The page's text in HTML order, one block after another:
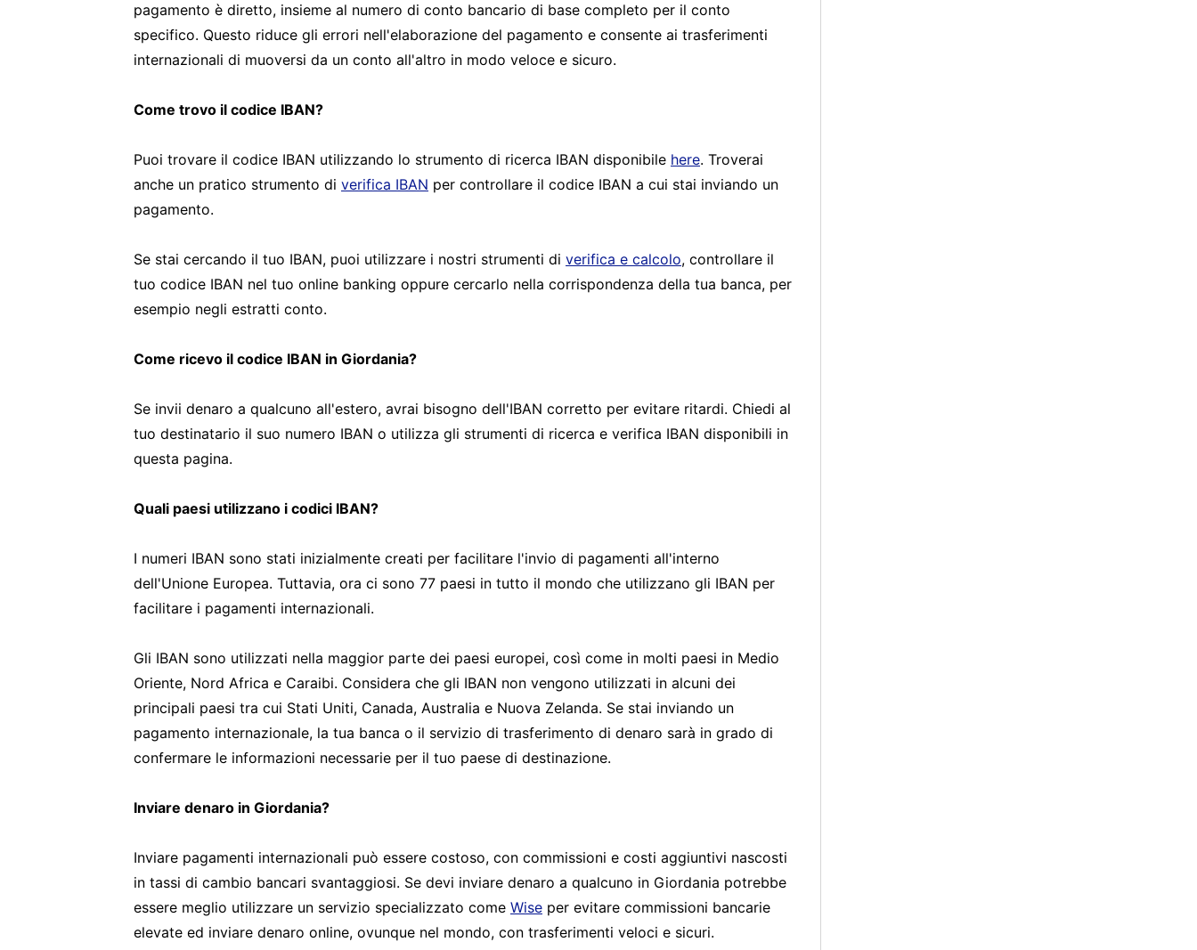
pagamento è diretto, insieme al numero di conto bancario di base completo per il conto
specifico. Questo riduce gli errori nell'elaborazione del pagamento e consente ai trasferimenti
internazionali di muoversi da un conto all'altro in modo veloce e sicuro.
Come trovo il codice IBAN?
Puoi trovare il codice IBAN utilizzando lo strumento di ricerca IBAN disponibile here. Troverai
anche un pratico strumento di verifica IBAN per controllare il codice IBAN a cui stai inviando un
pagamento.
Se stai cercando il tuo IBAN, puoi utilizzare i nostri strumenti di verifica e calcolo, controllare il
tuo codice IBAN nel tuo online banking oppure cercarlo nella corrispondenza della tua banca, per
esempio negli estratti conto.
Come ricevo il codice IBAN in Giordania?
Se invii denaro a qualcuno all'estero, avrai bisogno dell'IBAN corretto per evitare ritardi. Chiedi al
tuo destinatario il suo numero IBAN o utilizza gli strumenti di ricerca e verifica IBAN disponibili in
questa pagina.
Quali paesi utilizzano i codici IBAN?
I numeri IBAN sono stati inizialmente creati per facilitare l'invio di pagamenti all'interno
dell'Unione Europea. Tuttavia, ora ci sono 77 paesi in tutto il mondo che utilizzano gli IBAN per
facilitare i pagamenti internazionali.
Gli IBAN sono utilizzati nella maggior parte dei paesi europei, così come in molti paesi in Medio
Oriente, Nord Africa e Caraibi. Considera che gli IBAN non vengono utilizzati in alcuni dei
principali paesi tra cui Stati Uniti, Canada, Australia e Nuova Zelanda. Se stai inviando un
pagamento internazionale, la tua banca o il servizio di trasferimento di denaro sarà in grado di
confermare le informazioni necessarie per il tuo paese di destinazione.
Inviare denaro in Giordania?
Inviare pagamenti internazionali può essere costoso, con commissioni e costi aggiuntivi nascosti
in tassi di cambio bancari svantaggiosi. Se devi inviare denaro a qualcuno in Giordania potrebbe
essere meglio utilizzare un servizio specializzato come Wise per evitare commissioni bancarie
elevate ed inviare denaro online, ovunque nel mondo, con trasferimenti veloci e sicuri.